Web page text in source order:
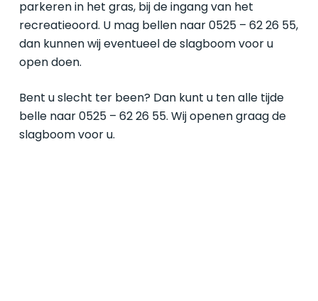
parkeren in het gras, bij de ingang van het
recreatieoord. U mag bellen naar 0525 – 62 26 55,
dan kunnen wij eventueel de slagboom voor u
open doen.
Bent u slecht ter been? Dan kunt u ten alle tijde
belle naar 0525 – 62 26 55. Wij openen graag de
slagboom voor u.